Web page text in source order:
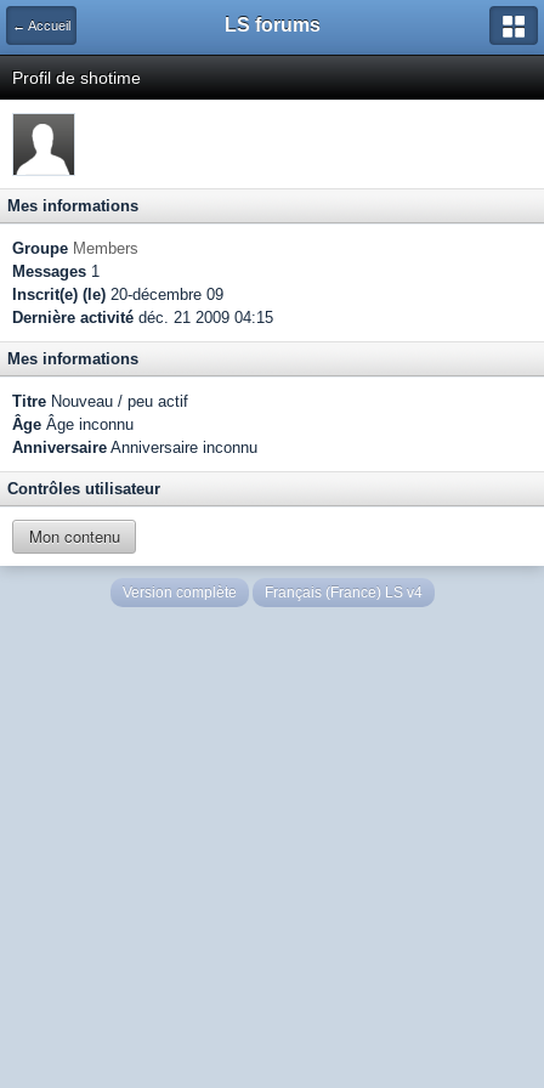
← Accueil LS forums
Profil de shotime
Mes informations
Groupe Members
Messages 1
Inscrit(e) (le) 20-décembre 09
Dernière activité déc. 21 2009 04:15
Mes informations
Titre Nouveau / peu actif
Âge Âge inconnu
Anniversaire Anniversaire inconnu
Contrôles utilisateur
Mon contenu
Version complète Français (France) LS v4